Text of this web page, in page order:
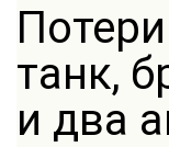
танк,
и два